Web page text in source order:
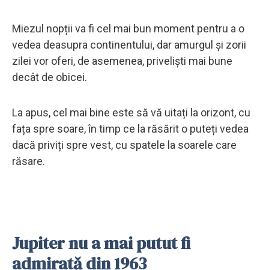
Miezul nopții va fi cel mai bun moment pentru a o
vedea deasupra continentului, dar amurgul și zorii
zilei vor oferi, de asemenea, priveliști mai bune
decât de obicei.
La apus, cel mai bine este să vă uitați la orizont, cu
fața spre soare, în timp ce la răsărit o puteți vedea
dacă priviți spre vest, cu spatele la soarele care
răsare.
Jupiter nu a mai putut fi
admirată din 1963